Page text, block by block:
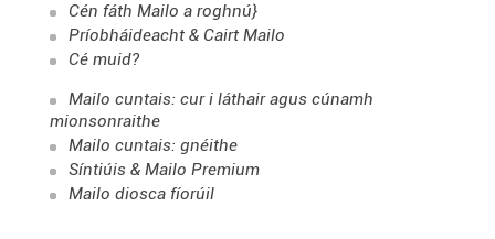
Cén fáth Mailo a roghnú}
Príobháideacht & Cairt Mailo
Cé muid?
Mailo cuntais: cur i láthair agus cúnamh
mionsonraithe
Mailo cuntais: gnéithe
Síntiúis & Mailo Premium
Mailo diosca fíorúil